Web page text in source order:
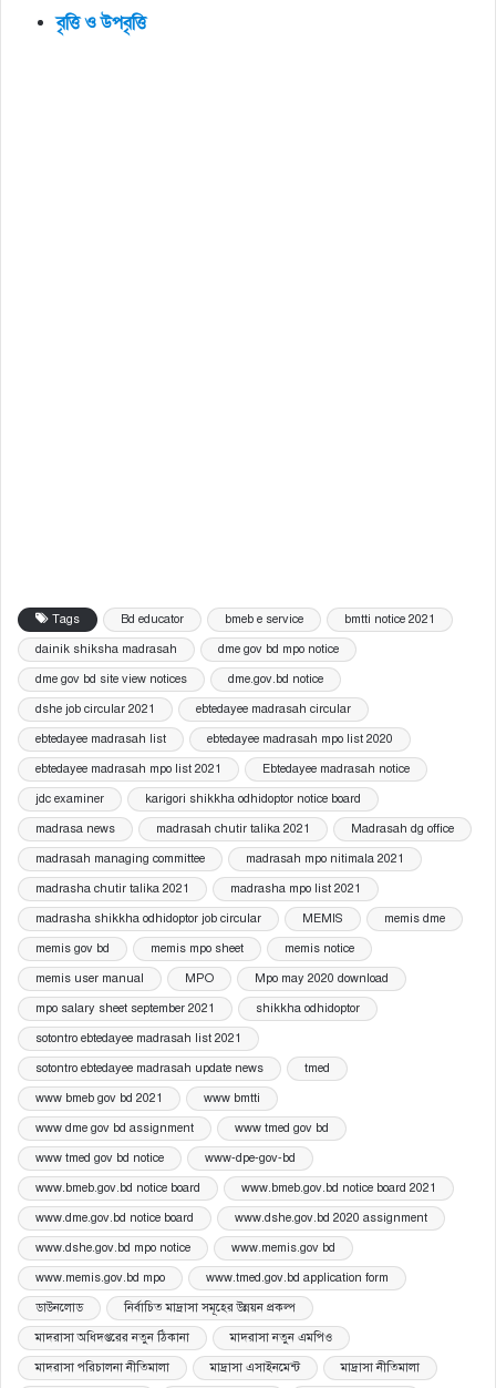
বৃত্তি ও উপবৃত্তি
Tags Bd educator bmeb e service bmtti notice 2021
dainik shiksha madrasah dme gov bd mpo notice
dme gov bd site view notices dme.gov.bd notice
dshe job circular 2021 ebtedayee madrasah circular
ebtedayee madrasah list ebtedayee madrasah mpo list 2020
ebtedayee madrasah mpo list 2021 Ebtedayee madrasah notice
jdc examiner karigori shikkha odhidoptor notice board
madrasa news madrasah chutir talika 2021 Madrasah dg office
madrasah managing committee madrasah mpo nitimala 2021
madrasha chutir talika 2021 madrasha mpo list 2021
madrasha shikkha odhidoptor job circular MEMIS memis dme
memis gov bd memis mpo sheet memis notice
memis user manual MPO Mpo may 2020 download
mpo salary sheet september 2021 shikkha odhidoptor
sotontro ebtedayee madrasah list 2021
sotontro ebtedayee madrasah update news tmed
www bmeb gov bd 2021 www bmtti
www dme gov bd assignment www tmed gov bd
www tmed gov bd notice www-dpe-gov-bd
www.bmeb.gov.bd notice board www.bmeb.gov.bd notice board 2021
www.dme.gov.bd notice board www.dshe.gov.bd 2020 assignment
www.dshe.gov.bd mpo notice www.memis.gov bd
www.memis.gov.bd mpo www.tmed.gov.bd application form
ডাউনলোড নির্বাচিত মাদ্রাসা সমূহের উন্নয়ন প্রকল্প
মাদরাসা অধিদপ্তরের নতুন ঠিকানা মাদরাসা নতুন এমপিও
মাদরাসা পরিচালনা নীতিমালা মাদ্রাসা এসাইনমেন্ট মাদ্রাসা নীতিমালা